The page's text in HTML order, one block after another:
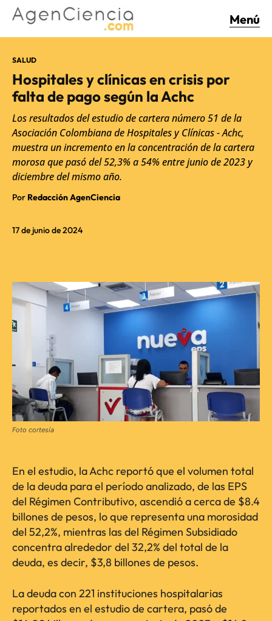
Menú
17 de junio de 2024
SALUD
Hospitales y clínicas en crisis por
falta de pago según la Achc
Los resultados del estudio de cartera número 51 de la
Asociación Colombiana de Hospitales y Clínicas - Achc,
muestra un incremento en la concentración de la cartera
morosa que pasó del 52,3% a 54% entre junio de 2023 y
diciembre del mismo año.
Por Redacción AgenCiencia
Foto cortesía
En el estudio, la Achc reportó que el volumen total
de la deuda para el período analizado, de las EPS
del Régimen Contributivo, ascendió a cerca de $8.4
billones de pesos, lo que representa una morosidad
del 52,2%, mientras las del Régimen Subsidiado
concentra alrededor del 32,2% del total de la
deuda, es decir, $3,8 billones de pesos.
La deuda con 221 instituciones hospitalarias
reportados en el estudio de cartera, pasó de